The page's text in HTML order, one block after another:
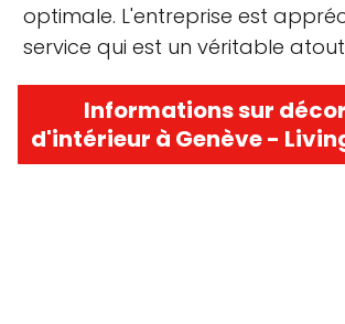
optimale. L'entreprise est
service qui est un véritable
Informations sur
d'intérieur à Genève -